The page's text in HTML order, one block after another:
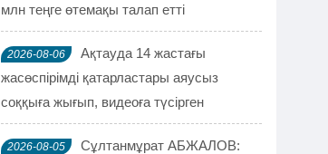
млн теңге өтемақы талап етті
2026-08-06
Ақтауда 14 жастағы
жасөспірімді қатарластары аяусыз
соққыға жығып, видеоға түсірген
2026-08-05
Сұлтанмұрат АБЖАЛОВ: